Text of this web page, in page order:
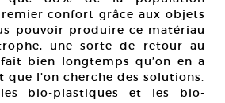
confort grâce aux objets
pouvoir produire ce matériau
une sorte de retour au
fait bien longtemps qu’on en a
que l’on cherche des solutions.
bio-plastiques et les bio-